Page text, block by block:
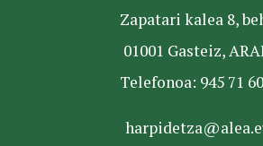
Zapatari kalea 8,
01001 Gasteiz,
Telefonoa: 945 71